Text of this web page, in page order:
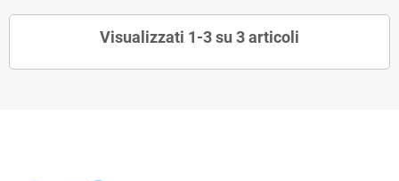
Visualizzati 1-3 su 3 articoli